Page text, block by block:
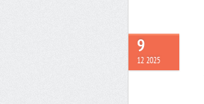
9
12 2025